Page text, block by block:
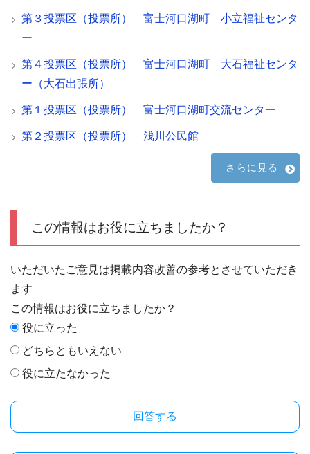
第３投票区（投票所） 富士河口湖町 小立福祉センタ
ー
第４投票区（投票所） 富士河口湖町 大石福祉センタ
ー（大石出張所）
第１投票区（投票所） 富士河口湖町交流センター
第２投票区（投票所） 浅川公民館
さらに見る
この情報はお役に立ちましたか？
いただいたご意見は掲載内容改善の参考とさせていただき
ます
この情報はお役に立ちましたか？
役に立った
どちらともいえない
役に立たなかった